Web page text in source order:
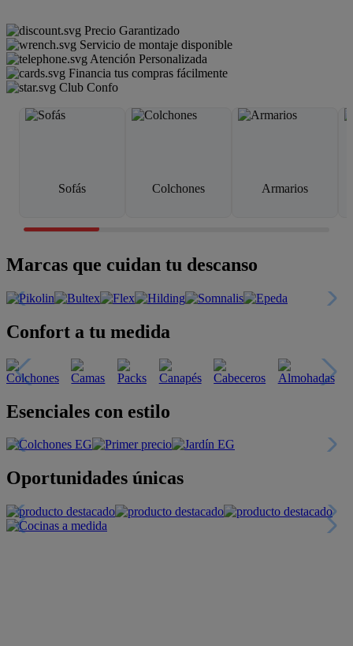
Precio Garantizado
Servicio de montaje disponible
Atención Personalizada
Financia tus compras fácilmente
Club Confo
Sofás Colchones Armarios
Marcas que cuidan tu descanso
Confort a tu medida
Esenciales con estilo
Oportunidades únicas